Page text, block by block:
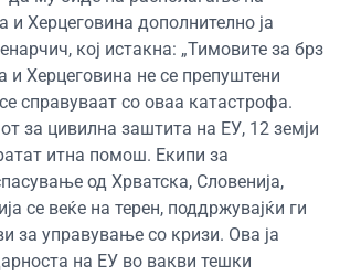
и Херцеговина дополнително ја
кој истакна: „Тимовите за брз
и Херцеговина не се препуштени
справуваат со оваа катастрофа.
за цивилна заштита на ЕУ, 12 земји
итна помош. Екипи за
од Хрватска, Словенија,
се веќе на терен, поддржувајќи ги
за управување со кризи. Ова ја
на ЕУ во вакви тешки